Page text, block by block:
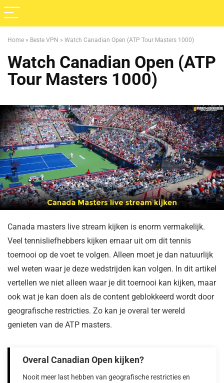
Home » Beste VPN » Watch Canadian Open (ATP Tour Masters 1000)
Watch Canadian Open (ATP
Tour Masters 1000)
Canada masters live stream kijken is enorm vermakelijk.
Veel tennisliefhebbers kijken ernaar uit om dit tennis
toernooi op de voet te volgen. Alleen moet je dan natuurlijk
wel weten waar je deze wedstrijden kan volgen. In dit artikel
vertellen we niet alleen waar je dit toernooi kan kijken, maar
ook wat je kan doen als de content geblokkeerd wordt door
geografische restricties. Zo kan je overal ter wereld
genieten van de ATP masters.
Overal Canadian Open kijken?
Nooit meer last hebben van geografische restricties en